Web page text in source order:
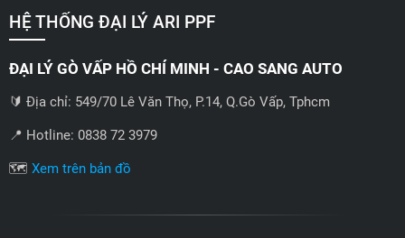
HỆ THỐNG ĐẠI LÝ ARI PPF
ĐẠI LÝ GÒ VẤP HỒ CHÍ MINH - CAO SANG AUTO
🔰 Địa chỉ: 549/70 Lê Văn Thọ, P.14, Q.Gò Vấp, Tphcm
📍 Hotline: 0838 72 3979
🗺️ Xem trên bản đồ